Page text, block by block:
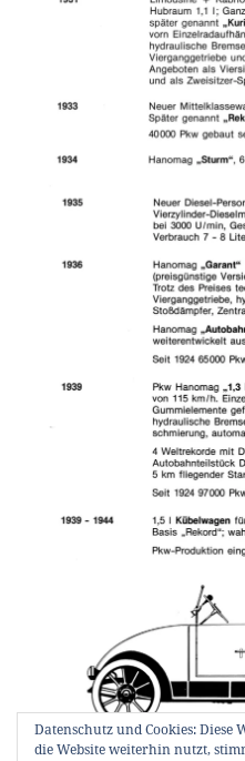
Datenschutz und Cookies: Diese
die Website weiterhin nutzt,